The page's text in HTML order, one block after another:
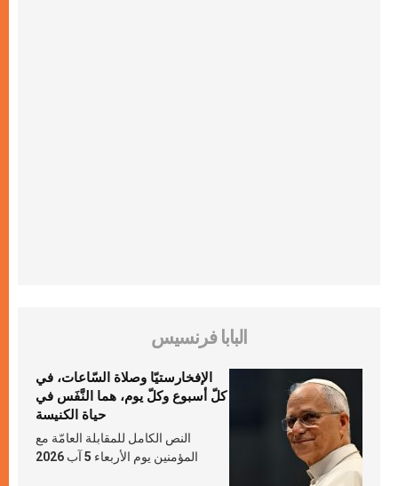
البابا فرنسيس
الإفخارستيّا وصلاة السّاعات، في
كلّ أسبوع وكلّ يوم، هما النَّفَس في
حياة الكنيسة
النص الكامل للمقابلة العامّة مع
المؤمنين يوم الأربعاء 5 آب 2026